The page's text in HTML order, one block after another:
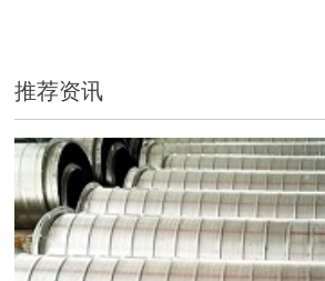
推荐资讯